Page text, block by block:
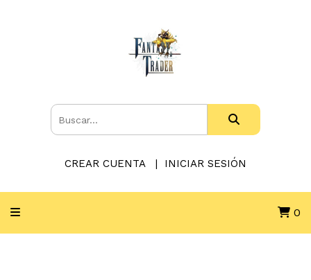
CREAR CUENTA INICIAR SESIÓN
0